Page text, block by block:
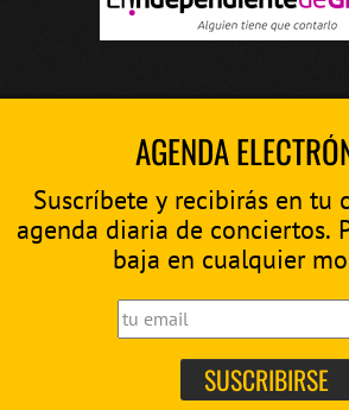
AGENDA
Suscríbete y recibirás en tu
agenda diaria de conciertos.
baja en cualquier